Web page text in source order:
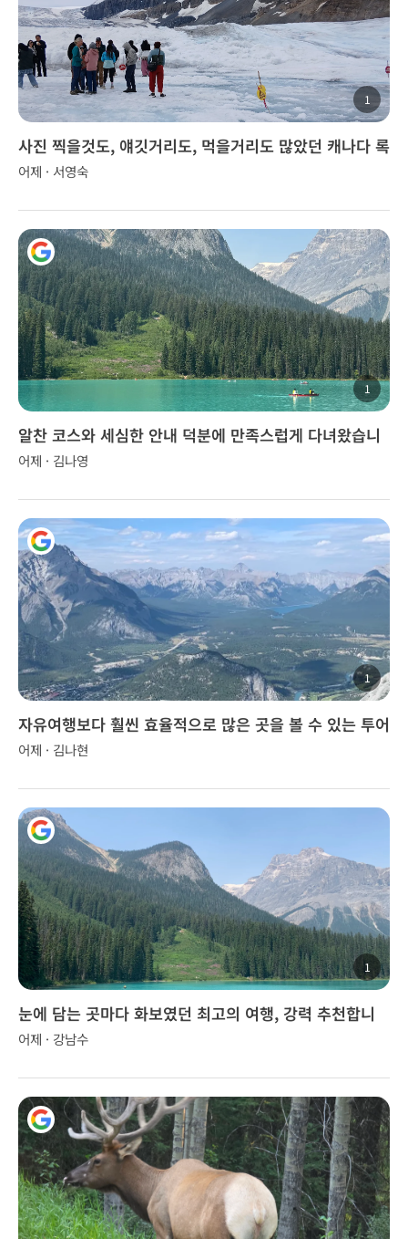
1
사진 찍을것도, 얘깃거리도, 먹을거리도 많았던 캐나다 록
키 투어..
어제 · 서영숙
1
알찬 코스와 세심한 안내 덕분에 만족스럽게 다녀왔습니
다.
어제 · 김나영
1
자유여행보다 훨씬 효율적으로 많은 곳을 볼 수 있는 투어
어제 · 김나현
1
눈에 담는 곳마다 화보였던 최고의 여행, 강력 추천합니
다!
어제 · 강남수